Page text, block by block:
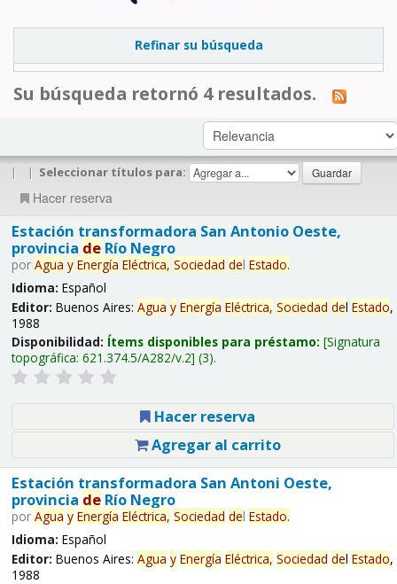
Refinar su búsqueda
Su búsqueda retornó 4 resultados.
| | Seleccionar títulos para:
Hacer reserva
Estación transformadora San Antonio Oeste,
provincia deRío Negro
por Agua y Energía Eléctrica, Sociedad del Estado.
Idioma: Español
Editor: Buenos Aires: Agua y Energía Eléctrica, Sociedad del Estado,
1988
Disponibilidad: Ítems disponibles para préstamo: Signatura
topográfica: 621.374.5/A282/v.2 (3).
Hacer reserva
Agregar al carrito
Estación transformadora San Antoni Oeste,
provincia deRío Negro
por Agua y Energía Eléctrica, Sociedad del Estado.
Idioma: Español
Editor: Buenos Aires: Agua y Energía Eléctrica, Sociedad del Estado,
1988